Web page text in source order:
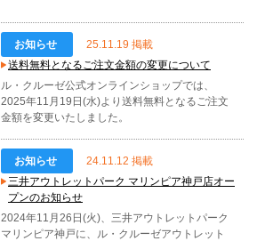
お知らせ
25.11.19 掲載
送料無料となるご注文金額の変更について
ル・クルーゼ公式オンラインショップでは、
2025年11月19日(水)より送料無料となるご注文
金額を変更いたしました。
お知らせ
24.11.12 掲載
三井アウトレットパーク マリンピア神戸店オー
プンのお知らせ
2024年11月26日(火)、三井アウトレットパーク
マリンピア神戸に、ル・クルーゼアウトレット